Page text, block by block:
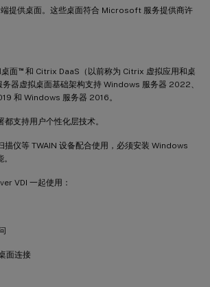
提供桌面。这些桌面符合 Microsoft 服务提供商许
面 ™和 Citrix DaaS（以前称为 Citrix 虚拟应用和桌
务器虚拟桌面基础架构支持 Windows 服务器 2022、
和 Windows 服务器 2016。
支持用户个性化层技术。
描仪等 TWAIN 设备配合使用，必须安装 Windows
VDI 一起使用：
面连接